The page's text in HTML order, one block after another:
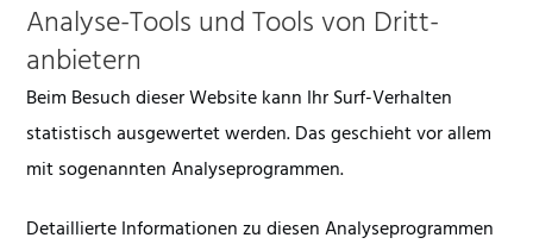
Analyse-Tools und Tools von Dritt­
anbietern
Beim Besuch dieser Website kann Ihr Surf-Verhalten
statistisch ausgewertet werden. Das geschieht vor allem
mit sogenannten Analyseprogrammen.
Detaillierte Informationen zu diesen Analyseprogrammen